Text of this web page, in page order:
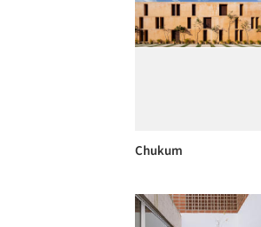
Chukum